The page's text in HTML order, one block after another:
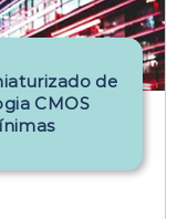
de
CMOS